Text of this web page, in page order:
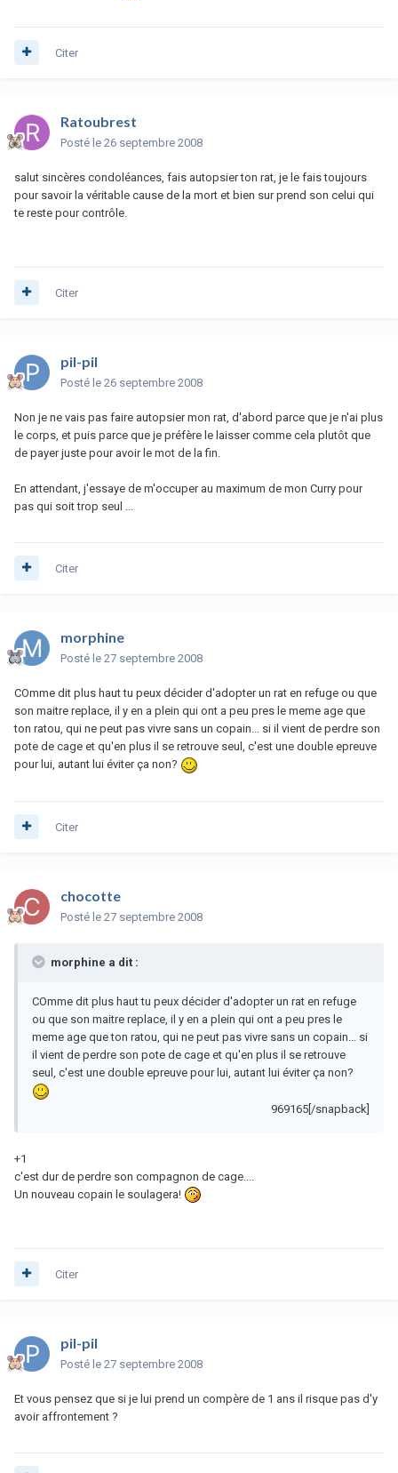
Citer
Ratoubrest
Posté le 26 septembre 2008
salut sincères condoléances, fais autopsier ton rat, je le fais toujours
pour savoir la véritable cause de la mort et bien sur prend son celui qui
te reste pour contrôle.
Citer
pil-pil
Posté le 26 septembre 2008
Non je ne vais pas faire autopsier mon rat, d'abord parce que je n'ai plus
le corps, et puis parce que je préfère le laisser comme cela plutôt que
de payer juste pour avoir le mot de la fin.
En attendant, j'essaye de m'occuper au maximum de mon Curry pour
pas qui soit trop seul ...
Citer
morphine
Posté le 27 septembre 2008
COmme dit plus haut tu peux décider d'adopter un rat en refuge ou que
son maitre replace, il y en a plein qui ont a peu pres le meme age que
ton ratou, qui ne peut pas vivre sans un copain... si il vient de perdre son
pote de cage et qu'en plus il se retrouve seul, c'est une double epreuve
pour lui, autant lui éviter ça non?
Citer
chocotte
Posté le 27 septembre 2008
morphine a dit :
COmme dit plus haut tu peux décider d'adopter un rat en refuge
ou que son maitre replace, il y en a plein qui ont a peu pres le
meme age que ton ratou, qui ne peut pas vivre sans un copain... si
il vient de perdre son pote de cage et qu'en plus il se retrouve
seul, c'est une double epreuve pour lui, autant lui éviter ça non?
969165[/snapback]
+1
c'est dur de perdre son compagnon de cage....
Un nouveau copain le soulagera!
Citer
pil-pil
Posté le 27 septembre 2008
Et vous pensez que si je lui prend un compère de 1 ans il risque pas d'y
avoir affrontement ?